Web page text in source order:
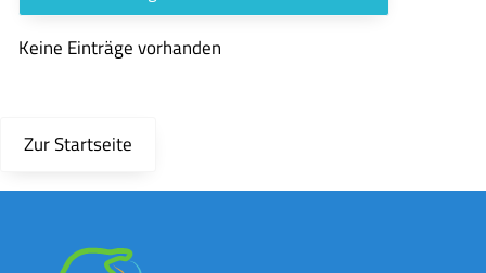
Keine Einträge vorhanden
Zur Startseite